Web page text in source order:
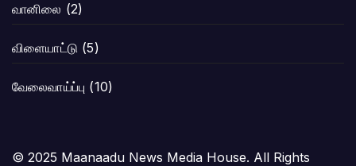
வானிலை (2)
விளையாட்டு (5)
வேலைவாய்ப்பு (10)
© 2025 Maanaadu News Media House. All Rights